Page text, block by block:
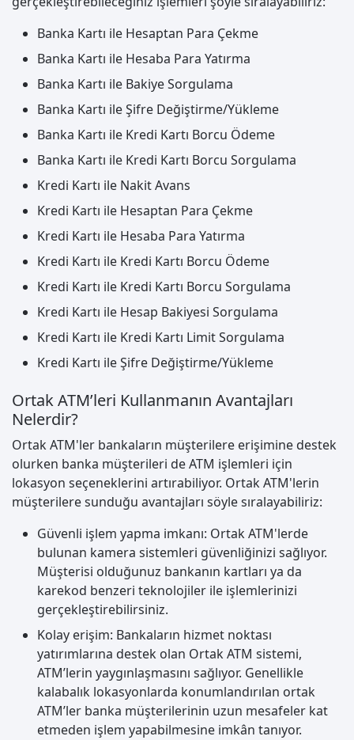
Banka Kartı ile Hesaptan Para Çekme
Banka Kartı ile Hesaba Para Yatırma
Banka Kartı ile Bakiye Sorgulama
Banka Kartı ile Şifre Değiştirme/Yükleme
Banka Kartı ile Kredi Kartı Borcu Ödeme
Banka Kartı ile Kredi Kartı Borcu Sorgulama
Kredi Kartı ile Nakit Avans
Kredi Kartı ile Hesaptan Para Çekme
Kredi Kartı ile Hesaba Para Yatırma
Kredi Kartı ile Kredi Kartı Borcu Ödeme
Kredi Kartı ile Kredi Kartı Borcu Sorgulama
Kredi Kartı ile Hesap Bakiyesi Sorgulama
Kredi Kartı ile Kredi Kartı Limit Sorgulama
Kredi Kartı ile Şifre Değiştirme/Yükleme
Ortak ATM’leri Kullanmanın Avantajları
Nelerdir?
Ortak ATM'ler bankaların müşterilere erişimine destek
olurken banka müşterileri de ATM işlemleri için
lokasyon seçeneklerini artırabiliyor. Ortak ATM'lerin
müşterilere sunduğu avantajları söyle sıralayabiliriz:
Güvenli işlem yapma imkanı: Ortak ATM'lerde
bulunan kamera sistemleri güvenliğinizi sağlıyor.
Müşterisi olduğunuz bankanın kartları ya da
karekod benzeri teknolojiler ile işlemlerinizi
gerçekleştirebilirsiniz.
Kolay erişim: Bankaların hizmet noktası
yatırımlarına destek olan Ortak ATM sistemi,
ATM’lerin yaygınlaşmasını sağlıyor. Genellikle
kalabalık lokasyonlarda konumlandırılan ortak
ATM’ler banka müşterilerinin uzun mesafeler kat
etmeden işlem yapabilmesine imkân tanıyor.